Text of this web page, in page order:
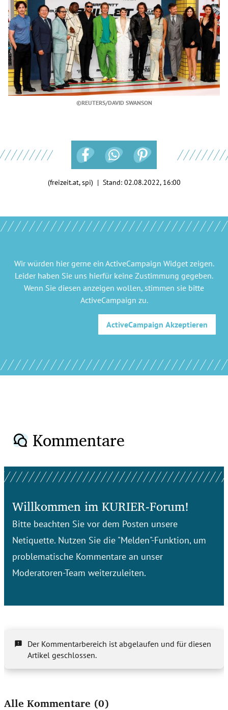
©REUTERS/DAVID SWANSON
(freizeit.at, spi) | Stand: 02.08.2022, 16:00
Wir würden hier gerne ein ActiveCampaign Widgetzeigen.
Leider haben Sie uns hierfür keine Zustimmung gegeben.
Wenn Sie diesen anzeigen wollen, stimmen sie bitte
ActiveCampaign zu.
ActiveCampaign Akzeptieren
Kommentare